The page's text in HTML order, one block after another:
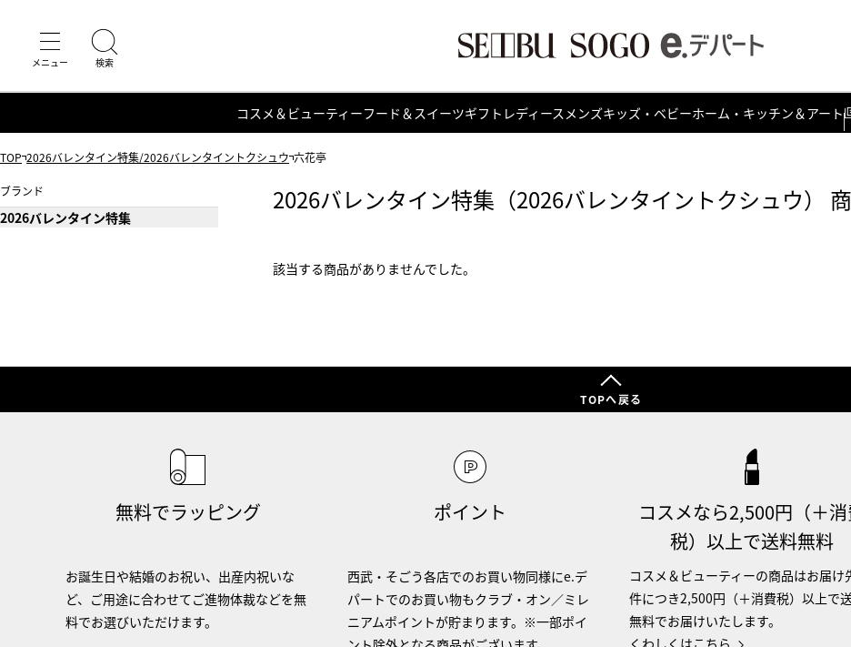
コスメ＆ビューティーフード＆スイーツギフト レディース メンズキッズ・ベビーホーム・キッチン＆アート
TOP 2026バレンタイン特集/2026バレンタイントクシュウ 六花亭
2026バレンタイン特集（2026バレンタイントクシュウ）
該当する商品がありませんでした。
ブランド
2026バレンタイン特集
TOPへ戻る
無料でラッピング
お誕生日や結婚のお祝い、出産内祝いな
ど、ご用途に合わせてご進物体裁などを無
料でお選びいただけます。
ポイント
西武・そごう各店でのお買い物同様にe.デ
パートでのお買い物もクラブ・オン／ミレ
ニアムポイントが貯まります。※一部ポイ
コスメなら2,500円（＋
税）以上で送料無料
コスメ＆ビューティーの商品はお届け
件につき2,500円（＋消費税）以上で
無料でお届けいたします。
くわしくはこちら